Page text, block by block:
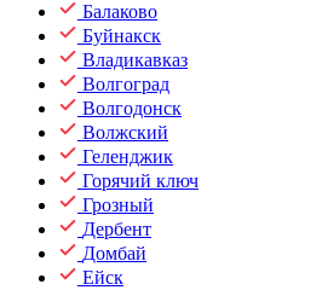
Балаково
Буйнакск
Владикавказ
Волгоград
Волгодонск
Волжский
Геленджик
Горячий ключ
Грозный
Дербент
Домбай
Ейск